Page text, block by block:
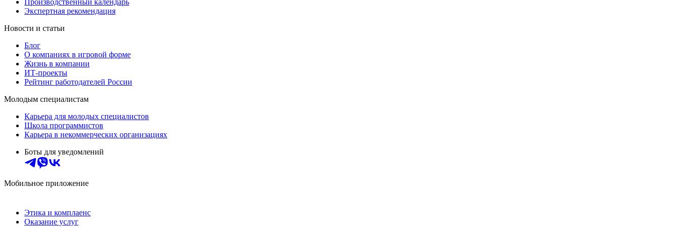
Производственный календарь
Экспертная рекомендация
Новости и статьи
Блог
О компаниях в игровой форме
Жизнь в компании
ИТ-проекты
Рейтинг работодателей России
Молодым специалистам
Карьера для молодых специалистов
Школа программистов
Карьера в некоммерческих организациях
Боты для уведомлений
Мобильное приложение
Этика и комплаенс
Оказание услуг